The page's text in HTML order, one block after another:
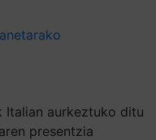
Italian aurkeztuko ditu
presentzia